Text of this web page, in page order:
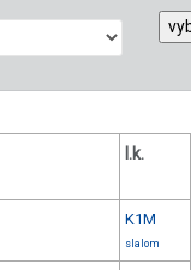
l.k.
K1M
slalom